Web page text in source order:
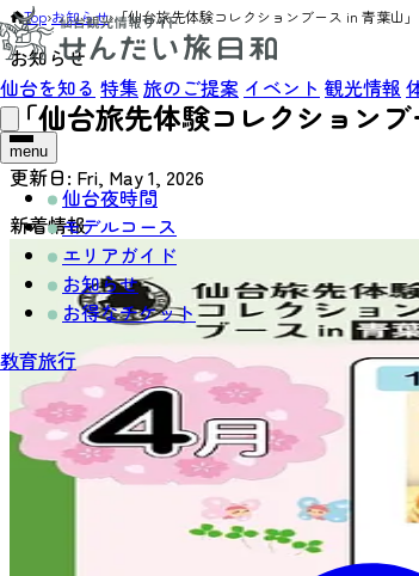
仙台を知る 特集旅のご提案 イベント 観光情報
menu
仙台夜時間
モデルコース
エリアガイド
お知らせ
お得なチケット
教育旅行
Top›お知らせ›「仙台旅先体験コレクションブース in 青葉山
お知らせ
「仙台旅先体験コレクション
更新日: Fri, May 1, 2026
新着情報